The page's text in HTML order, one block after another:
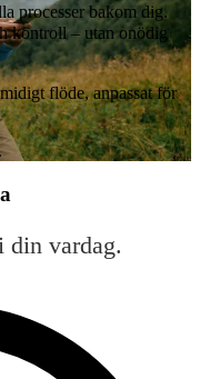
processer bakom dig.
kontroll – utan onödig
flöde, anpassat för
vardag.